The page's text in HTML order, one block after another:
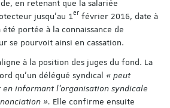
en retenant que la salariée
jusqu'au 1er février 2016, date à
portée à la connaissance de
se pourvoit ainsi en cassation.
à la position des juges du fond. La
qu’un délégué syndical « peut
en informant l'organisation syndicale
». Elle confirme ensuite